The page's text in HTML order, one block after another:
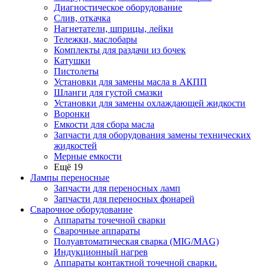
Диагностическое оборудование
Слив, откачка
Нагнетатели, шприцы, лейки
Тележки, маслобары
Комплекты для раздачи из бочек
Катушки
Пистолеты
Установки для замены масла в АКПП
Шланги для густой смазки
Установки для замены охлаждающей жидкости
Воронки
Емкости для сбора масла
Запчасти для оборудования замены технических
жидкостей
Мерные емкости
Ещё 19
Лампы переносные
Запчасти для переносных ламп
Запчасти для переносных фонарей
Сварочное оборудование
Аппараты точечной сварки
Сварочные аппараты
Полуавтоматическая сварка (MIG/MAG)
Индукционный нагрев
Аппараты контактной точечной сварки.